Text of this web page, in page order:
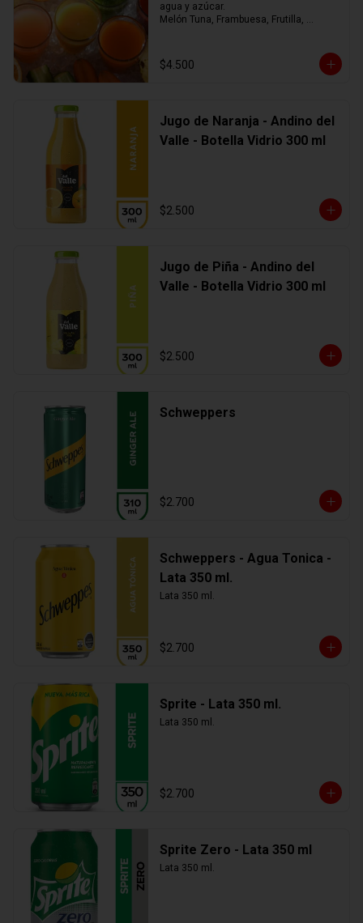
agua y azúcar.
Melón Tuna, Frambuesa, Frutilla,
eliges
$4.500
Jugo de Naranja - Andino del
Valle - Botella Vidrio 300 ml
$2.500
Jugo de Piña - Andino del
Valle - Botella Vidrio 300 ml
$2.500
Schweppers
$2.700
Schweppers - Agua Tonica -
Lata 350 ml.
Lata 350 ml.
$2.700
Sprite - Lata 350 ml.
Lata 350 ml.
$2.700
Sprite Zero - Lata 350 ml
Lata 350 ml.